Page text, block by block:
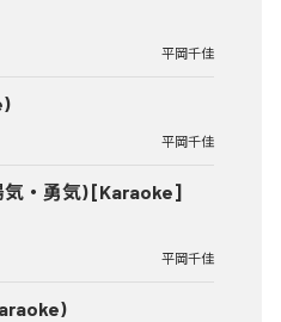
平岡千佳
平岡千佳
気・勇気) [Karaoke]
平岡千佳